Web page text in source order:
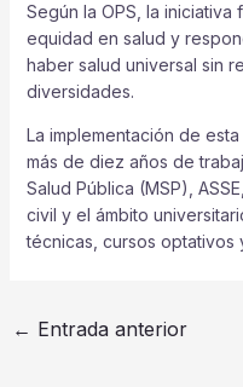
Según la OPS, la
equidad en salud y
haber salud universal sin
diversidades.
La implementación de
más de diez años de
Salud Pública (MSP),
civil y el ámbito
técnicas, cursos optativos
← Entrada anterior